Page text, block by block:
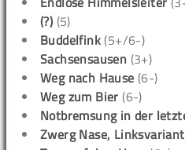
(?) (5)
Buddelfink (5+/6-)
Sachsensausen (3+)
Weg nach Hause (6-)
Weg zum Bier (6-)
Notbremsung in der
Zwerg Nase,